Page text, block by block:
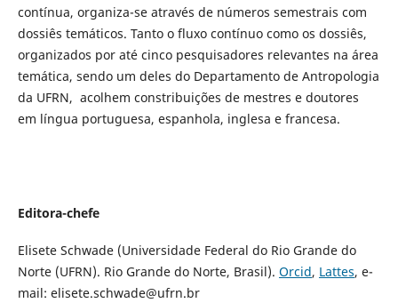
contínua, organiza-se através de números semestrais com
dossiês temáticos. Tanto o fluxo contínuo como os dossiês,
organizados por até cinco pesquisadores relevantes na área
temática, sendo um deles do Departamento de Antropologia
da UFRN, acolhem constribuições de mestres e doutores
em língua portuguesa, espanhola, inglesa e francesa.
Editora-chefe
Elisete Schwade (Universidade Federal do Rio Grande do
Norte (UFRN). Rio Grande do Norte, Brasil). Orcid, Lattes, e-
mail: elisete.schwade@ufrn.br